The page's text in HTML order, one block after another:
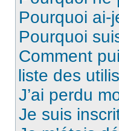
Pourquoi ai-
Pourquoi
Comment
liste des
J’ai perdu
Je suis